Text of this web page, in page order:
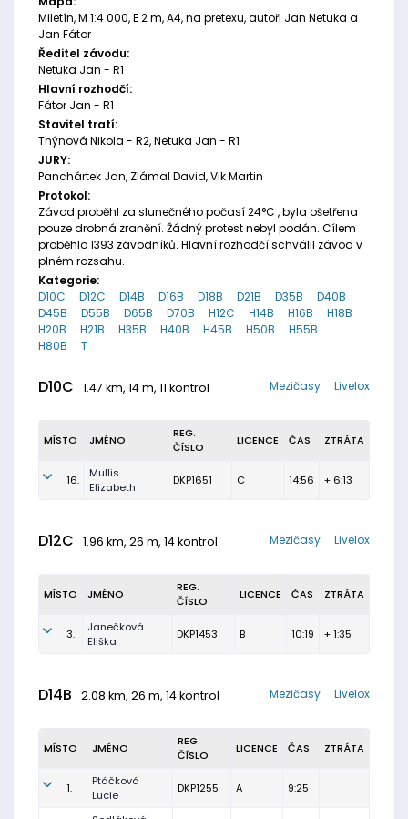
Miletín, M 1:4 000, E 2 m, A4, na pretexu, autoři Jan Netuka a
Jan Fátor
Ředitel závodu:
Netuka Jan - R1
Hlavní rozhodčí:
Fátor Jan - R1
Stavitel tratí:
Thýnová Nikola - R2, Netuka Jan - R1
JURY:
Panchártek Jan, Zlámal David, Vik Martin
Protokol:
Závod proběhl za slunečného počasí 24°C , byla ošetřena
pouze drobná zranění. Žádný protest nebyl podán. Cílem
proběhlo 1393 závodníků. Hlavní rozhodčí schválil závod v
plném rozsahu.
Kategorie:
D10C
D12C D14B D16B D18B D21B D35B
D40B
D45B
D55B D65B D70B H12C H14B H16B
H18B
H20B
H21B H35B H40B H45B H50B
H55B
H80B
T
D10C 1.47 km, 14 m, 11 kontrol Livelox
Mezičasy
MÍSTO JMÉNO
REG.
ČÍSLO
LICENCE ČAS ZTRÁTA
16.
Mullis
Elizabeth
DKP1651 C 14:56 + 6:13
D12C 1.96 km, 26 m, 14 kontrol Livelox
Mezičasy
MÍSTO JMÉNO
REG.
ČÍSLO
LICENCE ČAS ZTRÁTA
3.
Janečková
Eliška
DKP1453 B 10:19 + 1:35
D14B 2.08 km, 26 m, 14 kontrol Livelox
Mezičasy
MÍSTO JMÉNO
REG.
ČÍSLO
LICENCE ČAS ZTRÁTA
1.
Ptáčková
Lucie
DKP1255 A 9:25